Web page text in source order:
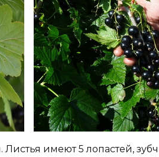
имеют 5 лопастей,